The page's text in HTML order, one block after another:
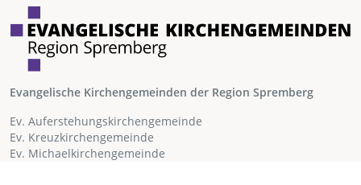
Evangelische Kirchengemeinden der Region Spremberg
Ev. Auferstehungskirchengemeinde
Ev. Kreuzkirchengemeinde
Ev. Michaelkirchengemeinde